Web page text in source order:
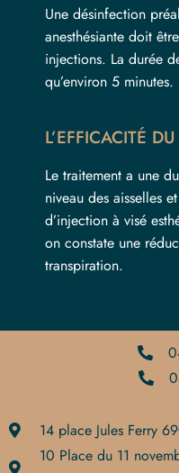
Une désinfection
anesthésiante doit
injections. La durée
qu’environ 5 minutes.
L’EFFICACITÉ
Le traitement a une
niveau des aisselles
d’injection à visé
on constate une
transpiration.
14 place Jules Ferry
10 Place du 11